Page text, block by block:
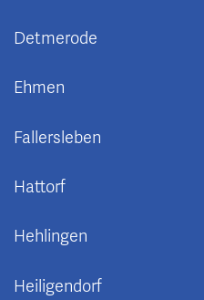
Detmerode
Ehmen
Fallersleben
Hattorf
Hehlingen
Heiligendorf